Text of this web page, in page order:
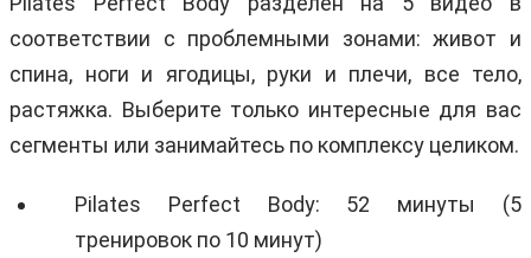
соответствии с проблемными зонами: живот и
спина, ноги и ягодицы, руки и плечи, все тело,
растяжка. Выберите только интересные для вас
сегменты или занимайтесь по комплексу целиком.
Pilates Perfect Body: 52 минуты (5
тренировок по 10 минут)